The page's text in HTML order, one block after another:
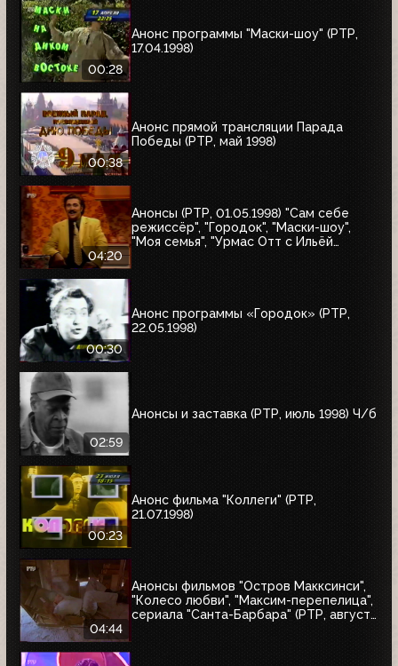
00:28
Анонс программы "Маски-шоу" (РТР,
17.04.1998)
00:38
Анонс прямой трансляции Парада
Победы (РТР, май 1998)
04:20
Анонсы (РТР, 01.05.1998) "Сам себе
режиссёр", "Городок", "Маски-шоу",
"Моя семья", "Урмас Отт с Ильёй
00:30
Анонс программы «Городок» (РТР,
22.05.1998)
02:59
Анонсы и заставка (РТР, июль 1998) Ч/б
00:23
Анонс фильма "Коллеги" (РТР,
21.07.1998)
04:44
Анонсы фильмов "Остров Макксинси",
"Колесо любви", "Максим-перепелица",
сериала "Санта-Барбара" (РТР, август